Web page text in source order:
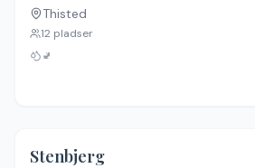
Thisted
12 pladser
🚽
Stenbjerg